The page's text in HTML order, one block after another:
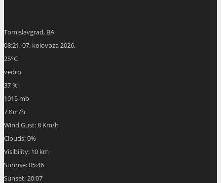
Tomislavgrad, BA
08:21,07. kolovoza 2026.
25°C
vedro
37 %
1015 mb
7 Km/h
Wind Gust:8 Km/h
Clouds:0%
Visibility: 10 km
Sunrise:05:46
Sunset:20:07